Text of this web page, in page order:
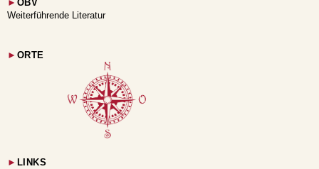
► OBV
Weiterführende Literatur
► ORTE
► LINKS